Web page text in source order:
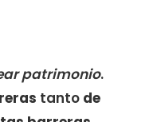
patrimonio.
tanto de